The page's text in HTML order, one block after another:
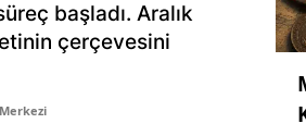
başladı. Aralık
çerçevesini